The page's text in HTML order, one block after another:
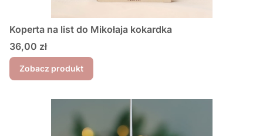
Koperta na list do Mikołaja kokardka
Cena
36,00 zł
Zobacz produkt